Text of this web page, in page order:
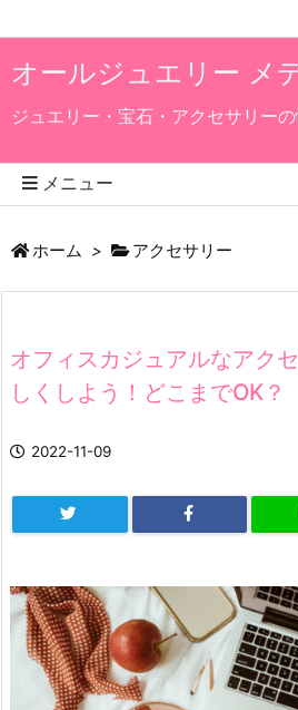
オールジュエリー メ
ジュエリー・宝石・アクセサリー
メニュー
ホーム > アクセサリー
オフィスカジュアルなアク
しくしよう！どこまでOK？
2022-11-09